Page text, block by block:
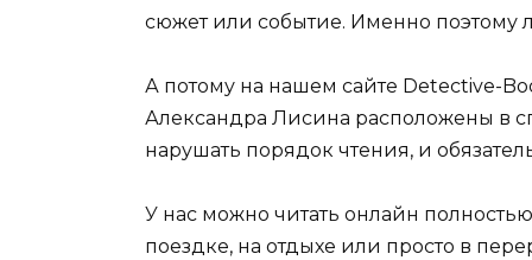
сюжет или событие. Именно поэтому
А потому на нашем сайте Detective-
Александра Лисина расположены в
нарушать порядок чтения, и
У нас можно читать онлайн
поездке, на отдыхе или просто в